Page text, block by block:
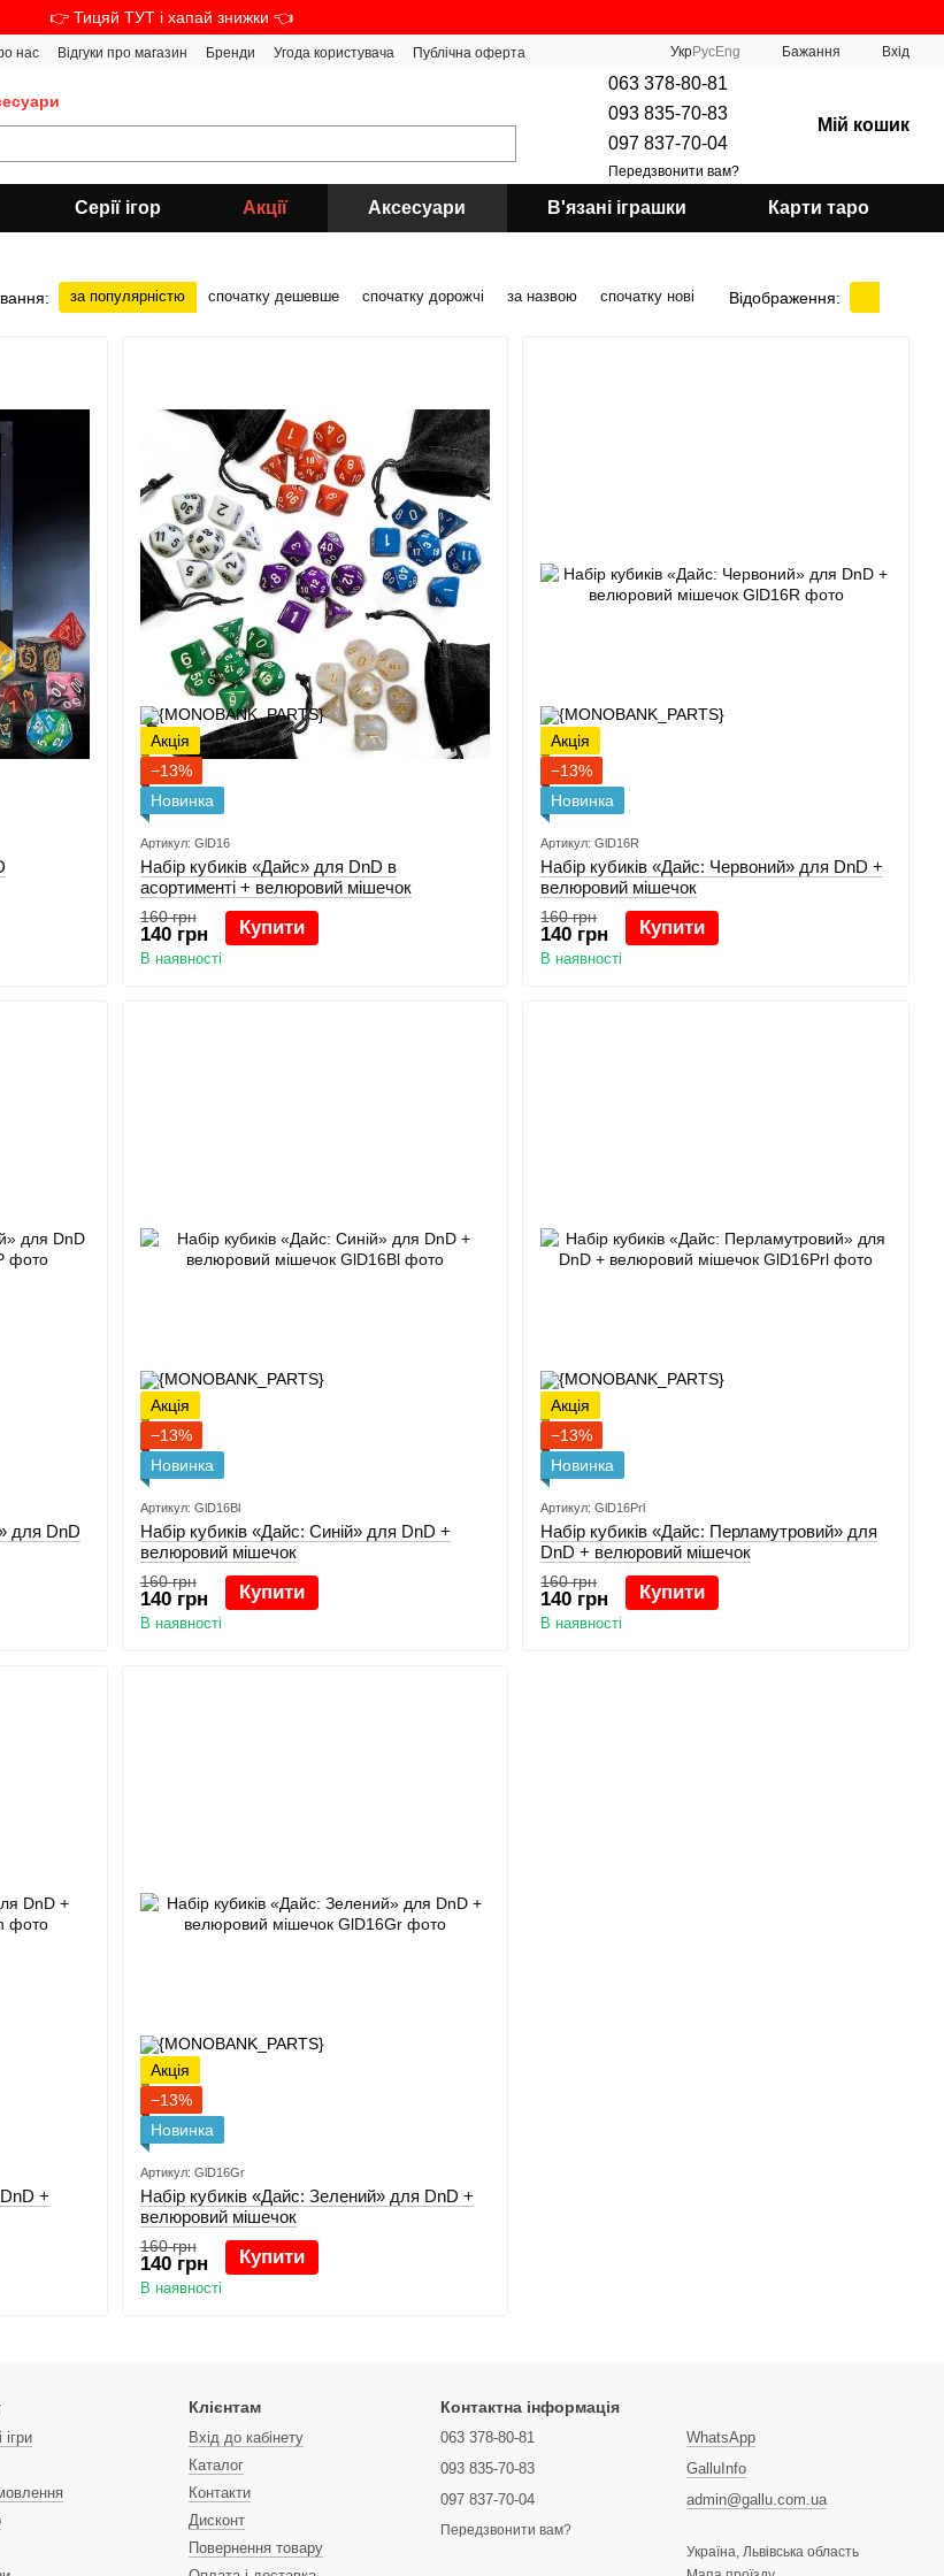
👉 Тицяй ТУТ і хапай знижки 👈
нас Відгуки про магазин Бренди Угода користувача Публічна оферта УкрРусEng Бажання Вхід
063 378-80-81
093 835-70-83
097 837-70-04
Передзвонити вам?
Мій кошик
Серії ігор Акції Аксесуари В'язані іграшки Карти таро
за популярністю спочатку дешевше спочатку дорожчі за назвою спочатку нові Відображення:
Акція
−13%
Новинка
Артикул: GlD16
Набір кубиків «Дайс» для DnD в
асортименті + велюровий мішечок
160 грн
140 грн Купити
В наявності
Акція
−13%
Новинка
Артикул: GlD16R
Набір кубиків «Дайс: Червоний» для DnD +
велюровий мішечок
160 грн
140 грн Купити
В наявності
для DnD
Акція
−13%
Новинка
Артикул: GlD16Bl
Набір кубиків «Дайс: Синій» для DnD +
велюровий мішечок
160 грн
140 грн Купити
В наявності
Акція
−13%
Новинка
Артикул: GlD16Prl
Набір кубиків «Дайс: Перламутровий» для
DnD + велюровий мішечок
160 грн
140 грн Купити
В наявності
+
Акція
−13%
Новинка
Артикул: GlD16Gr
Набір кубиків «Дайс: Зелений» для DnD +
велюровий мішечок
160 грн
140 грн Купити
В наявності
ігри
Клієнтам
Вхід до кабінету
Каталог
Контакти
Дисконт
Повернення товару
Контактна інформація
063 378-80-81
093 835-70-83
097 837-70-04
Передзвонити вам?
WhatsApp
GalluInfo
admin@gallu.com.ua
Україна, Львівська область